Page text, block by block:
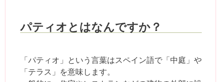
パティオとはなんですか？
「パティオ」という言葉はスペイン語で「中庭」や
「テラス」を意味します。